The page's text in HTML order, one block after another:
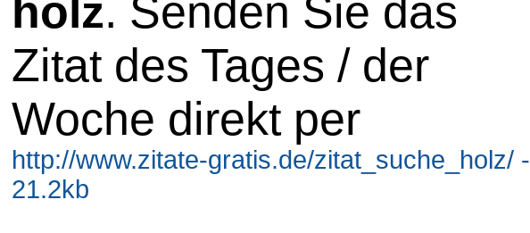
holz. Senden Sie das
Zitat des Tages / der
Woche direkt per
http://www.zitate-gratis.de/zitat_suche_holz/ -
21.2kb